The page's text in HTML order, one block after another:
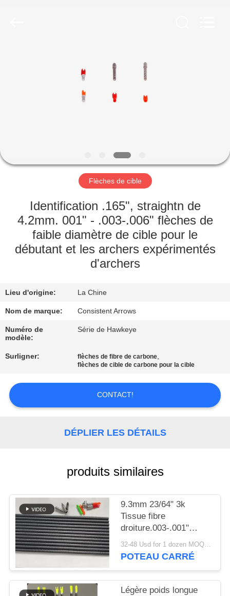
SUJET
DE
VISITE
D'USINE
QUALITÉ
CONTACTEZ-
NOUS
DEMANDEZ
UNE
POLITIQUE
DE
CONFIDENTIALITÉ
Flèches de cible
Identification .165", straightn de
4.2mm. 001" - .003-.006" flèches de
faible diamètre de cible pour le
débutant et les archers expérimentés
d'archers
Lieu d'origine: La Chine
Nom de marque: Consistent Arrows
Numéro de
modèle:
Série de Hawkeye
Surligner: flèches de fibre de carbone,
flèches de cible de carbone pour la cible
CONTACT!
DÉPLIER LES DÉTAILS
produits similaires
9.3mm 23/64" 3k
Tissue fibre
droiture.003-.001"
Colonne vertébrale
250/300/350/400/500/600
32-48 Usd for 1 dozen MOQ:2 douzaines
POTEAU CARRÉ
Légère poids longue